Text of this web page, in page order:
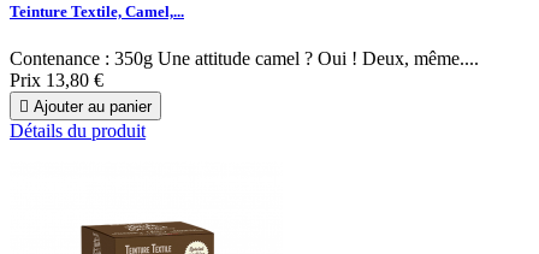
Teinture Textile, Camel,...
Contenance : 350g Une attitude camel ? Oui ! Deux, même....
Prix 13,80 €
 Ajouter au panier
Détails du produit